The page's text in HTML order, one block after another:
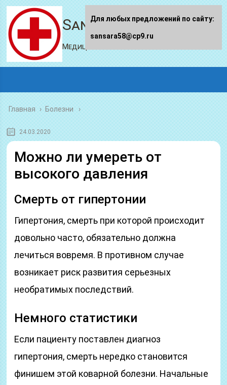
Sansara58.ru
Медицинский портал
Главная › Болезни
24.03.2020
Можно ли умереть от
высокого давления
Смерть от гипертонии
Гипертония, смерть при которой происходит
довольно часто, обязательно должна
лечиться вовремя. В противном случае
возникает риск развития серьезных
необратимых последствий.
Немного статистики
Если пациенту поставлен диагноз
гипертония, смерть нередко становится
финишем этой коварной болезни. Начальные
Для любых предложений по сайту:
sansara58@cp9.ru